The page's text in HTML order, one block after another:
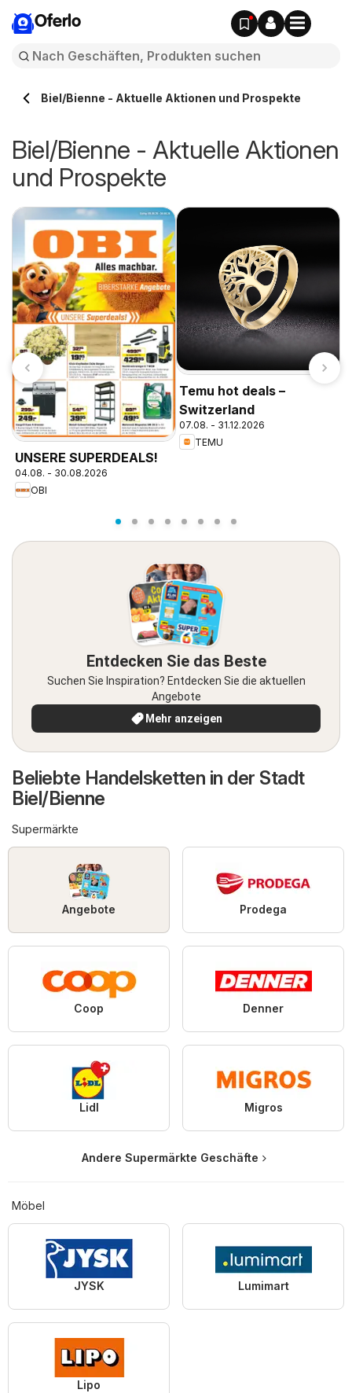
Oferlo
Biel/Bienne - Aktuelle Aktionen und Prospekte
Biel/Bienne - Aktuelle Aktionen
und Prospekte
UNSERE SUPERDEALS!
04.08. - 30.08.2026
OBI
Temu hot deals –
Switzerland
07.08. - 31.12.2026
TEMU
Entdecken Sie das Beste
Suchen Sie Inspiration? Entdecken Sie die aktuellen
Angebote
Mehr anzeigen
Beliebte Handelsketten in der Stadt
Biel/Bienne
Supermärkte
Angebote Prodega
Coop Denner
Lidl Migros
Andere Supermärkte Geschäfte
Möbel
JYSK Lumimart
Lipo